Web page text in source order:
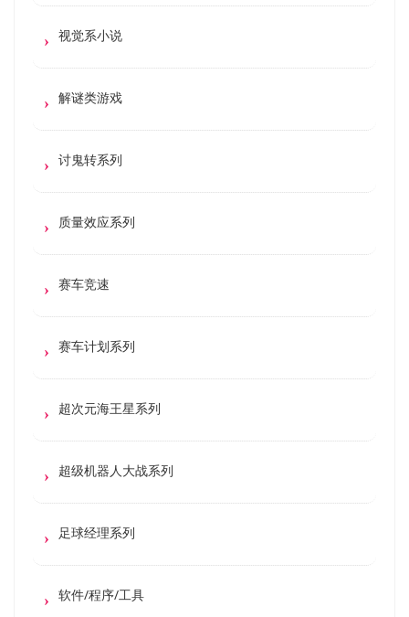
视觉系小说
解谜类游戏
讨鬼转系列
质量效应系列
赛车竞速
赛车计划系列
超次元海王星系列
超级机器人大战系列
足球经理系列
软件/程序/工具